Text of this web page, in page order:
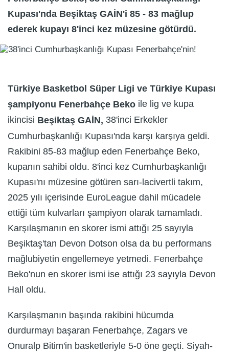
Kupası'nda Beşiktaş GAİN'i 85 - 83 mağlup
ederek kupayı 8'inci kez müzesine götürdü.
Türkiye Basketbol Süper Ligi ve Türkiye Kupası
şampiyonu Fenerbahçe Beko ile lig ve kupa
ikincisi Beşiktaş GAİN, 38'inci Erkekler
Cumhurbaşkanlığı Kupası'nda karşı karşıya geldi.
Rakibini 85-83 mağlup eden Fenerbahçe Beko,
kupanın sahibi oldu. 8'inci kez Cumhurbaşkanlığı
Kupası'nı müzesine götüren sarı-lacivertli takım,
2025 yılı içerisinde EuroLeague dahil mücadele
ettiği tüm kulvarları şampiyon olarak tamamladı.
Karşılaşmanın en skorer ismi attığı 25 sayıyla
Beşiktaş'tan Devon Dotson olsa da bu performans
mağlubiyetin engellemeye yetmedi. Fenerbahçe
Beko'nun en skorer ismi ise attığı 23 sayıyla Devon
Hall oldu.
Karşılaşmanın başında rakibini hücumda
durdurmayı başaran Fenerbahçe, Zagars ve
Onuralp Bitim'in basketleriyle 5-0 öne geçti. Siyah-